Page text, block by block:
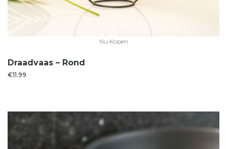
Nu Kopen
Draadvaas – Rond
€11.99